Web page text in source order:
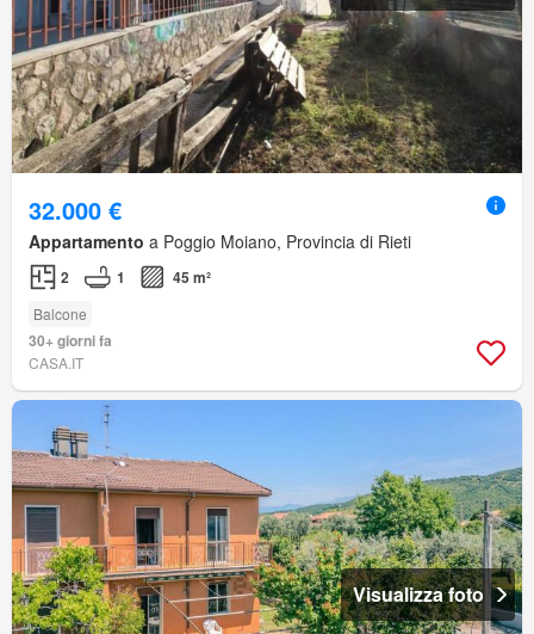
32.000 €
Appartamento a Poggio Moiano, Provincia di Rieti
2 1 45 m²
Balcone
30+ giorni fa
CASA.IT
Visualizza foto